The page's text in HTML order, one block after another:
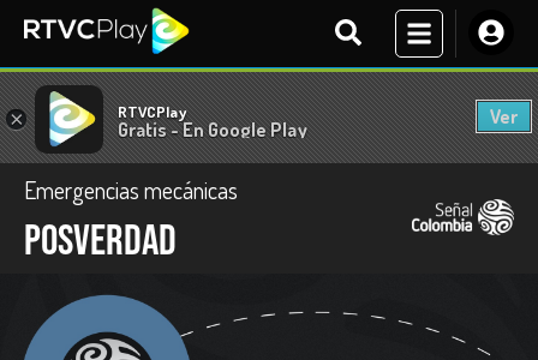
× RTVCPlay
Gratis - En Google Play
Ver
Emergencias mecánicas
Posverdad